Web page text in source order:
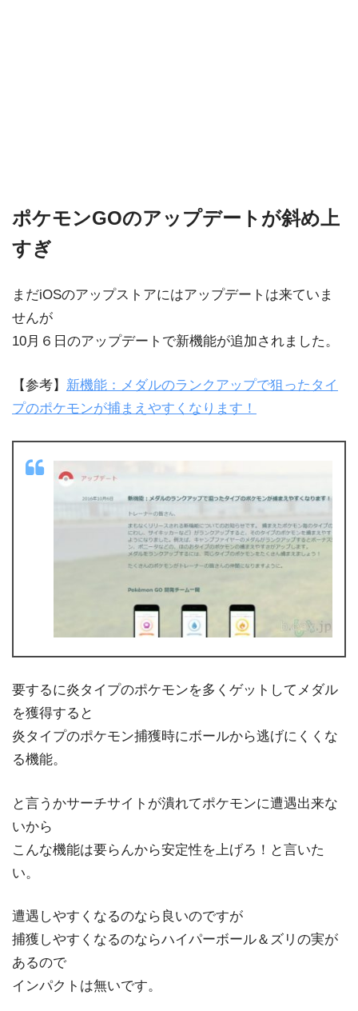
ポケモンGOのアップデートが斜め上
すぎ
まだiOSのアップストアにはアップデートは来ていま
せんが
10月６日のアップデートで新機能が追加されました。
【参考】 新機能：メダルのランクアップで狙ったタイ
プのポケモンが捕まえやすくなります！
要するに炎タイプのポケモンを多くゲットしてメダル
を獲得すると
炎タイプのポケモン捕獲時にボールから逃げにくくな
る機能。
と言うかサーチサイトが潰れてポケモンに遭遇出来な
いから
こんな機能は要らんから安定性を上げろ！と言いた
い。
遭遇しやすくなるのなら良いのですが
捕獲しやすくなるのならハイパーボール＆ズリの実が
あるので
インパクトは無いです。